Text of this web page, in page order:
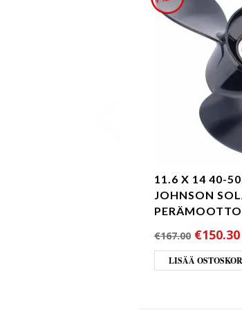
11.6 X 14 40-
JOHNSON
€167.00 €150.30
LISÄÄ